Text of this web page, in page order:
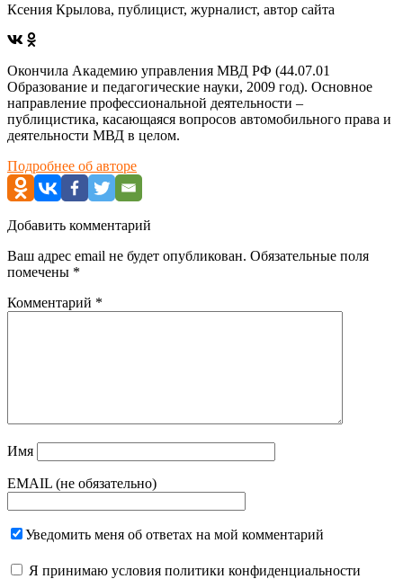
Ксения Крылова, публицист, журналист, автор сайта
Окончила Академию управления МВД РФ (44.07.01
Образование и педагогические науки, 2009 год). Основное
направление профессиональной деятельности –
публицистика, касающаяся вопросов автомобильного права и
деятельности МВД в целом.
Подробнее об авторе
Добавить комментарий
Ваш адрес email не будет опубликован. Обязательные поля
помечены *
Комментарий *
Имя
EMAIL (не обязательно)
Уведомить меня об ответах на мой комментарий
Я принимаю условия политики конфиденциальности